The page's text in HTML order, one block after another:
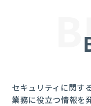
セキュリティに関す
業務に役立つ情報を